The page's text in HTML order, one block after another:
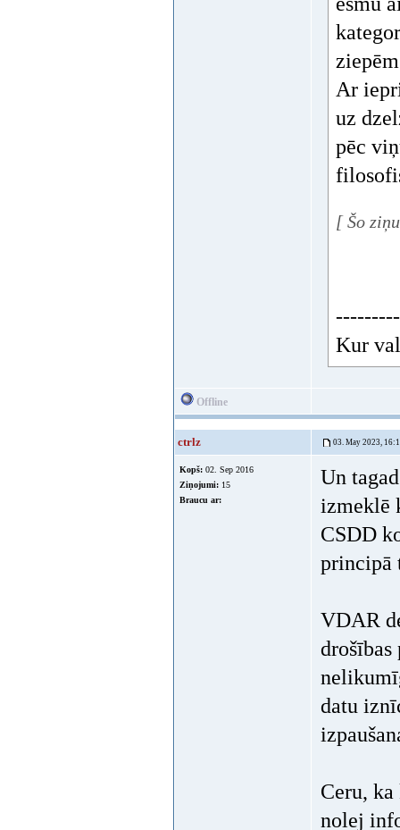
Ar
uz
pēc
[ Šo
Kur
Offline
ctrlz 03. May 2023,
Kopš: 02. Sep 2016
Ziņojumi: 15
Braucu ar:
Un
izmeklē
CSDD
principā
VDAR
drošības
datu
Ceru,
nolej